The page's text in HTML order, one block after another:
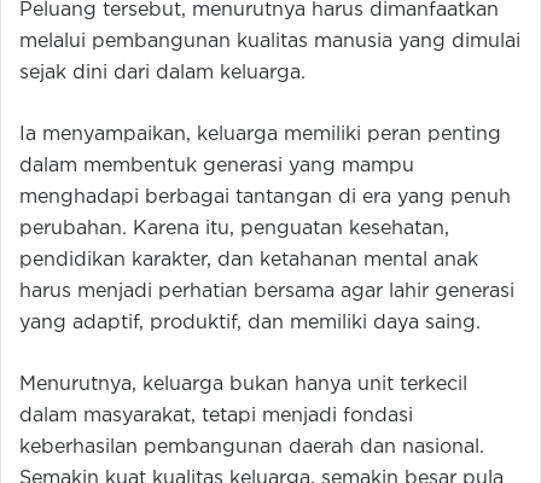
Peluang tersebut, menurutnya harus dimanfaatkan
melalui pembangunan kualitas manusia yang dimulai
sejak dini dari dalam keluarga.
Ia menyampaikan, keluarga memiliki peran penting
dalam membentuk generasi yang mampu
menghadapi berbagai tantangan di era yang penuh
perubahan. Karena itu, penguatan kesehatan,
pendidikan karakter, dan ketahanan mental anak
harus menjadi perhatian bersama agar lahir generasi
yang adaptif, produktif, dan memiliki daya saing.
Menurutnya, keluarga bukan hanya unit terkecil
dalam masyarakat, tetapi menjadi fondasi
keberhasilan pembangunan daerah dan nasional.
Semakin kuat kualitas keluarga, semakin besar pula